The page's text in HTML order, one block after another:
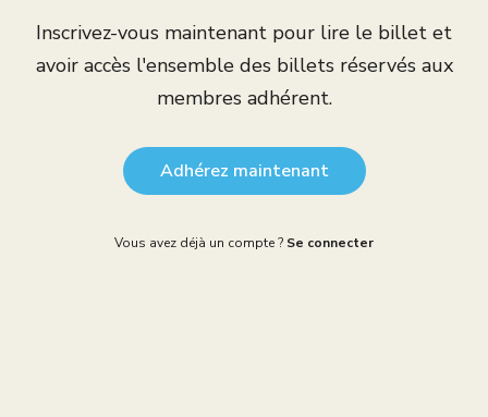
Inscrivez-vous maintenant pour lire le billet et
avoir accès l'ensemble des billets réservés aux
membres adhérent.
Adhérez maintenant
Vous avez déjà un compte ? Se connecter